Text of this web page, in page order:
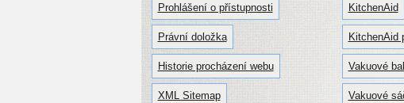
Prohlášení o přístupnosti
Právní doložka
Historie procházení webu
XML Sitemap
KitchenAid
KitchenAid
Vakuové
Vakuové